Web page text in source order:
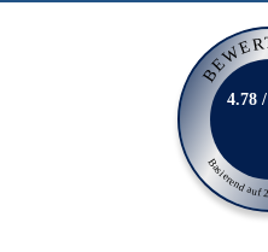
Basierend
4.78